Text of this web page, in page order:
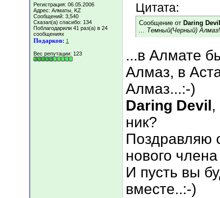
Регистрация: 06.05.2006
Адрес: Алматы, KZ
Сообщений: 3,540
Сказал(а) спасибо: 134
Поблагодарили 41 раз(а) в 24
сообщениях
Подарков: 1
Вес репутации: 123
Цитата:
Сообщение от Daring Devil
... Темный(Черный)
...в Алмате
Алмаз, в
Алмаз...:-)
Daring Devil ,
ник?
Поздравляю
нового
И пусть вы
вместе..:-)